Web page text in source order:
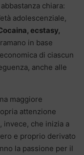
chiara:
adolescenziale,
ecstasy,
in base
di ciascun
anche alle
maggiore
attenzione
invece, che inizia a
e proprio derivato
la passione per il